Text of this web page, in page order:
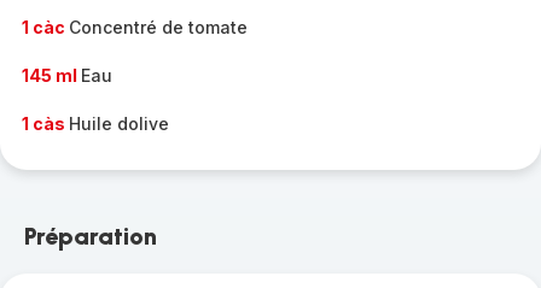
1 càc Concentré de tomate
145 ml Eau
1 càs Huile dolive
Préparation